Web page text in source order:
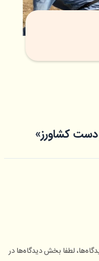
لطفا بخش دیدگاه‌ها در